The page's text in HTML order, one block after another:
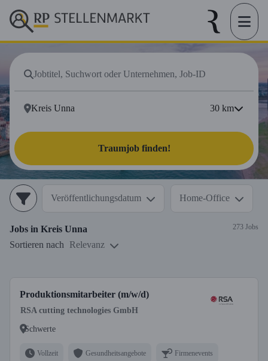
30 km
Traumjob finden!
Veröffentlichungsdatum Home-Office
Jobs in Kreis Unna 273 Jobs
Sortieren nach Relevanz
Produktionsmitarbeiter (m/w/d)
RSA cutting technologies GmbH
Schwerte
Vollzeit Gesundheitsangebote Firmenevents